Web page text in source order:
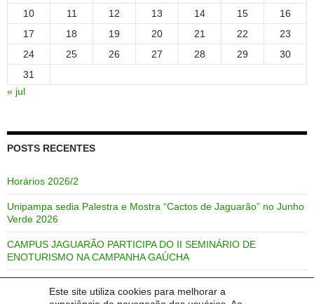
Este site utiliza cookies para melhorar a
10
11 12 13 14 15
16
17
18 19 20 21 22
23
24
25 26 27 28 29
30
31
« jul
POSTS RECENTES
Horários 2026/2
Unipampa sedia Palestra e Mostra “Cactos de Jaguarão” no Junho
Verde 2026
CAMPUS JAGUARÃO PARTICIPA DO II SEMINÁRIO DE
ENOTURISMO NA CAMPANHA GAÚCHA
TIP (Trabajos de Investigación en Paradiplomacia).